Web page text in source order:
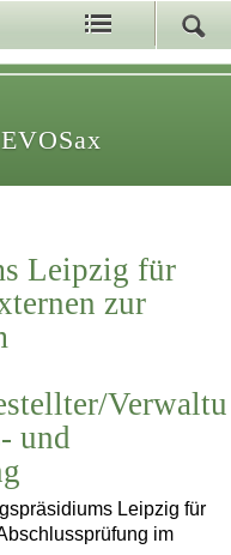
Leipzig für
zur
und
Leipzig für
im